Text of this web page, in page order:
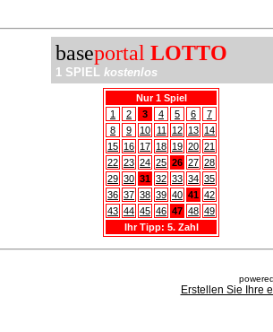
baseportal LOTTO
1 SPIEL kostenlos
Nur 1 Spiel
1
2 3 4 5 6
7
8
9 10 11 12 13 14
15 16 17 18 19 20 21
22 23 24 25 26 27 28
29 30 31 32 33 34 35
36 37 38 39 40 41 42
43 44 45 46 47 48 49
Ihr Tipp: 5. Zahl
Erstellen Sie Ihre